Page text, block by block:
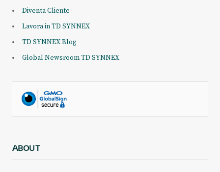
Diventa Cliente
Lavora in TD SYNNEX
TD SYNNEX Blog
Global Newsroom TD SYNNEX
ABOUT